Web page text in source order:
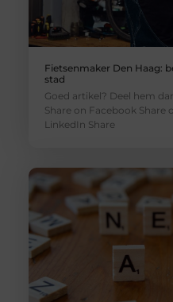
Fietsenmaker Den Haag:
stad
Goed artikel? Deel hem
Share on Facebook Share
LinkedIn Share